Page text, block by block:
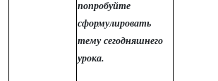
попробуйте
сформулировать
тему сегодняшнего
урока.